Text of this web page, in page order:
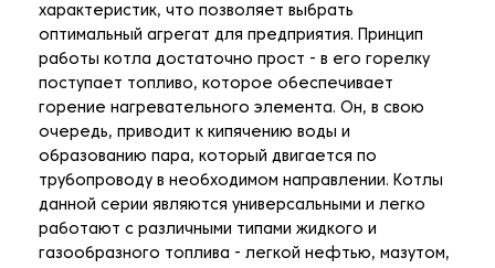
характеристик, что позволяет выбрать
оптимальный агрегат для предприятия. Принцип
работы котла достаточно прост - в его горелку
поступает топливо, которое обеспечивает
горение нагревательного элемента. Он, в свою
очередь, приводит к кипячению воды и
образованию пара, который двигается по
трубопроводу в необходимом направлении. Котлы
данной серии являются универсальными и легко
работают с различными типами жидкого и
газообразного топлива - легкой нефтью, мазутом,